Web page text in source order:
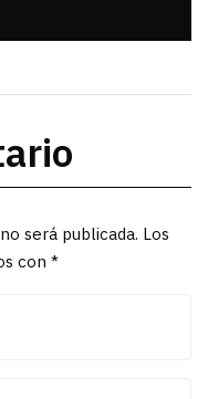
será publicada. Los
con *